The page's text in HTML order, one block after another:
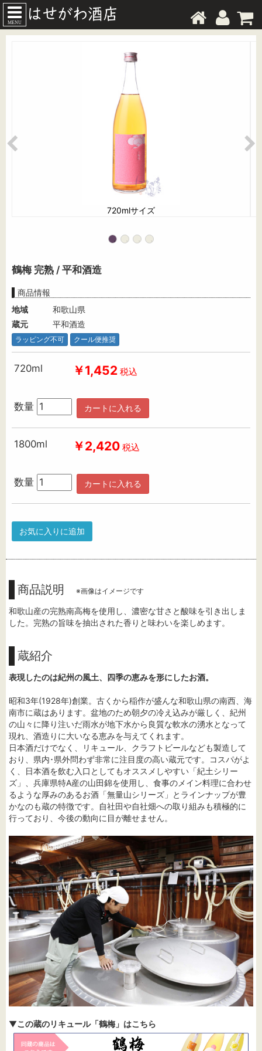
MENU
720mlサイズ
鶴梅 完熟 / 平和酒造
商品情報
地域
和歌山県
蔵元
平和酒造
ラッピング不可 クール便推奨
720ml ￥1,452 税込
数量 カートに入れる
1800ml ￥2,420 税込
数量 カートに入れる
お気に入りに追加
商品説明 ※画像はイメージです
和歌山産の完熟南高梅を使用し、濃密な甘さと酸味を引き出しま
した。完熟の旨味を抽出された香りと味わいを楽しめます。
蔵紹介
表現したのは紀州の風土、四季の恵みを形にしたお酒。
昭和3年(1928年)創業。古くから稲作が盛んな和歌山県の南西、海
南市に蔵はあります。盆地のため朝夕の冷え込みが厳しく、紀州
の山々に降り注いだ雨水が地下水から良質な軟水の湧水となって
現れ、酒造りに大いなる恵みを与えてくれます。
日本酒だけでなく、リキュール、クラフトビールなども製造して
おり、県内･県外問わず非常に注目度の高い蔵元です。コスパがよ
く、日本酒を飲む入口としてもオススメしやすい「紀土シリー
ズ」、兵庫県特A産の山田錦を使用し、食事のメイン料理に合わせ
るような厚みのあるお酒「無量山シリーズ」とラインナップが豊
かなのも蔵の特徴です。自社田や自社畑への取り組みも積極的に
行っており、今後の動向に目が離せません。
▼この蔵のリキュール「鶴梅」はこちら